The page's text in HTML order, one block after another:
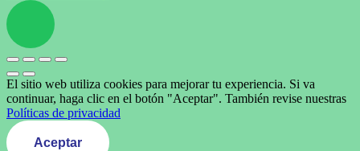
El sitio web utiliza cookies para mejorar tu experiencia. Si va
continuar, haga clic en el botón "Aceptar". También revise nuestras
Políticas de privacidad
Aceptar